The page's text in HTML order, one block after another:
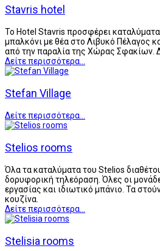
Stavris hotel
Το Hotel Stavris προσφέρει
μπαλκόνι με θέα στο Λιβυκό Πέλαγος
από την παραλία της Χώρας Σφακίων.
Δείτε περισσότερα...
Stefan Village
Δείτε περισσότερα...
Stelios rooms
Όλα τα καταλύματα του Stelios
δορυφορική τηλεόραση. Όλες οι
εργασίας και ιδιωτικό μπάνιο. Τα
κουζίνα.
Δείτε περισσότερα...
Stelisia rooms